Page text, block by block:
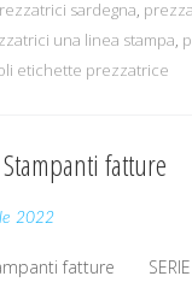
sardegna,
una linea stampa,
etichette prezzatrice
Stampanti fatture
2022
fatture